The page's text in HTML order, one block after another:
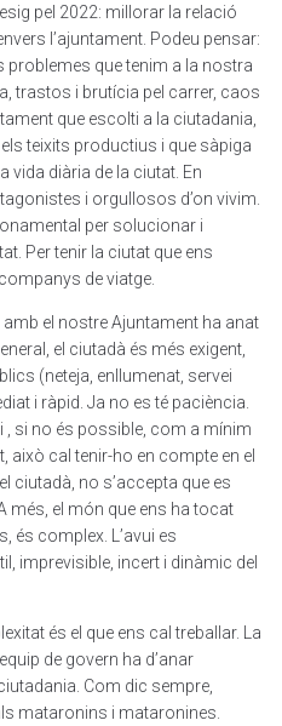
pel 2022: millorar la relació
l’ajuntament. Podeu pensar:
problemes que tenim a la nostra
trastos i brutícia pel carrer, caos
que escolti a la ciutadania,
teixits productius i que sàpiga
vida diària de la ciutat. En
i orgullosos d’on vivim.
per solucionar i
Per tenir la ciutat que ens
de viatge.
el nostre Ajuntament ha anat
el ciutadà és més exigent,
(neteja, enllumenat, servei
i ràpid. Ja no es té paciència.
si no és possible, com a mínim
això cal tenir-ho en compte en el
ciutadà, no s’accepta que es
més, el món que ens ha tocat
és complex. L’avui es
imprevisible, incert i dinàmic del
és el que ens cal treballar. La
de govern ha d’anar
Com dic sempre,
mataronins i mataronines.